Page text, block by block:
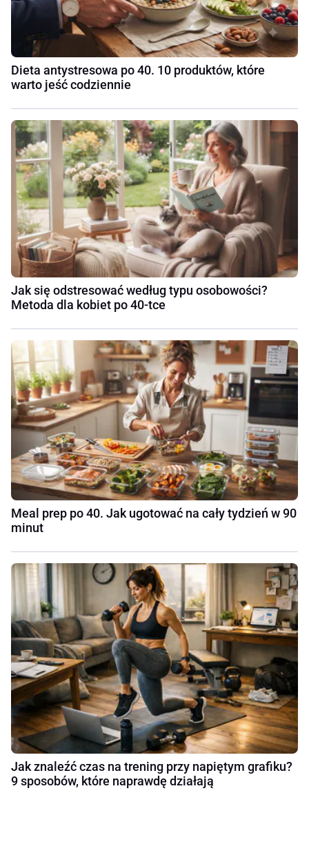
Dieta antystresowa po 40. 10 produktów, które
warto jeść codziennie
Jak się odstresować według typu osobowości?
Metoda dla kobiet po 40-tce
Meal prep po 40. Jak ugotować na cały tydzień w 90
minut
Jak znaleźć czas na trening przy napiętym grafiku?
9 sposobów, które naprawdę działają